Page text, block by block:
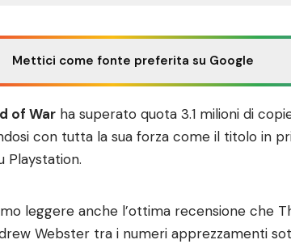
Mettici come fonte preferita su Google
of War ha superato quota 3.1 milioni di
con tutta la sua forza come il titolo in
Playstation.
leggere anche l’ottima recensione che
Webster tra i numeri apprezzamenti